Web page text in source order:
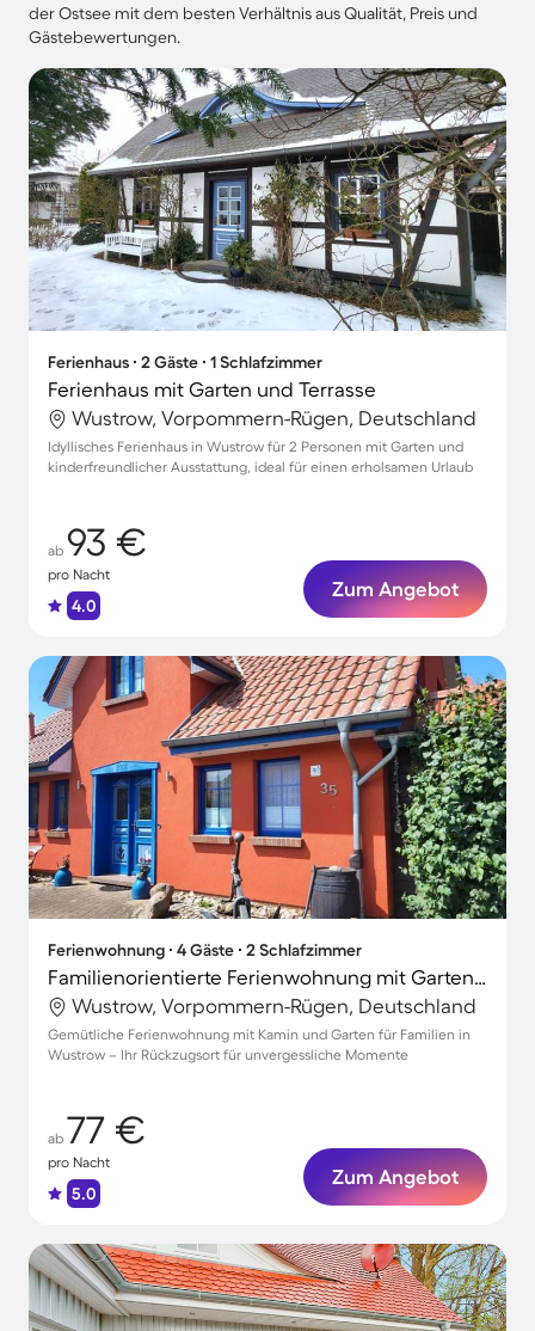
der Ostsee mit dem besten Verhältnis aus Qualität, Preis und
Gästebewertungen.
Ferienhaus ∙ 2 Gäste ∙ 1 Schlafzimmer
Ferienhaus mit Garten und Terrasse
Wustrow, Vorpommern-Rügen, Deutschland
Idyllisches Ferienhaus in Wustrow für 2 Personen mit Garten und
kinderfreundlicher Ausstattung, ideal für einen erholsamen Urlaub
ab 93 €
pro Nacht
4.0
Zum Angebot
Ferienwohnung ∙ 4 Gäste ∙ 2 Schlafzimmer
Familienorientierte Ferienwohnung mit Garten und Terrasse
Wustrow, Vorpommern-Rügen, Deutschland
Gemütliche Ferienwohnung mit Kamin und Garten für Familien in
Wustrow – Ihr Rückzugsort für unvergessliche Momente
ab 77 €
pro Nacht
5.0
Zum Angebot